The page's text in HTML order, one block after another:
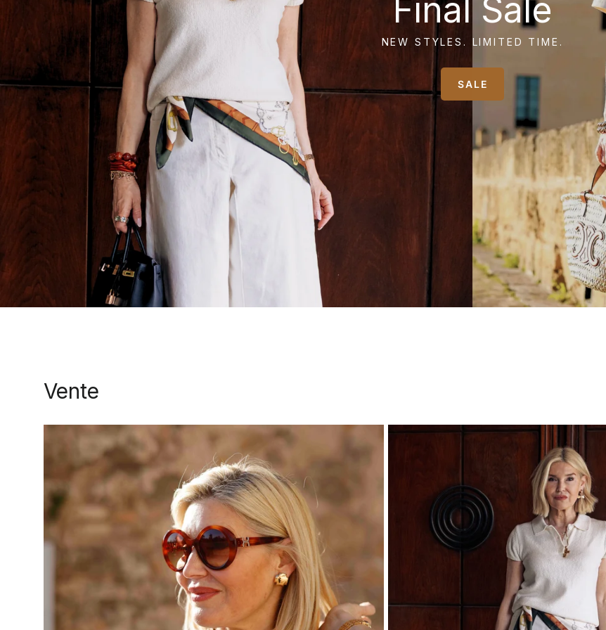
Final Sale
NEW STYLES. LIMITED TIME.
SALE
Vente